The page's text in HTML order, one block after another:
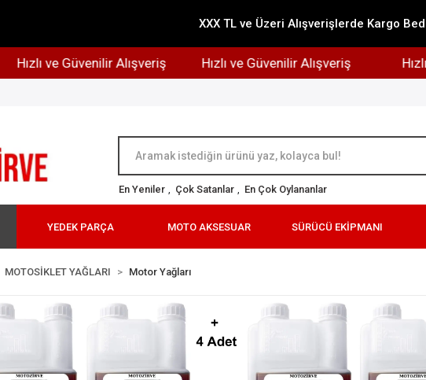
XXX TL ve Üzeri Alışverişlerde Kargo
Hızlı ve Güvenilir Alışveriş Hızlı ve Güvenilir Alışveriş Hızlı
En Yeniler , Çok Satanlar , En Çok Oylananlar
YEDEK PARÇA MOTO AKSESUAR SÜRÜCÜ EKİPMANI
MOTOSİKLET YAĞLARI Motor Yağları